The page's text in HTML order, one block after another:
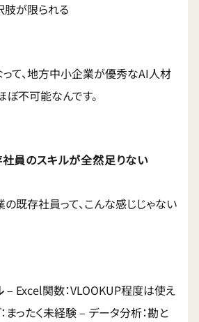
肢が限られる
て、地方中小企業が優秀なAI人材
ぼ不可能なんです。
員のスキルが全然足りない
既存社員って、こんな感じじゃない
– Excel関数：VLOOKUP程度は使え
まったく未経験 – データ分析：勘と